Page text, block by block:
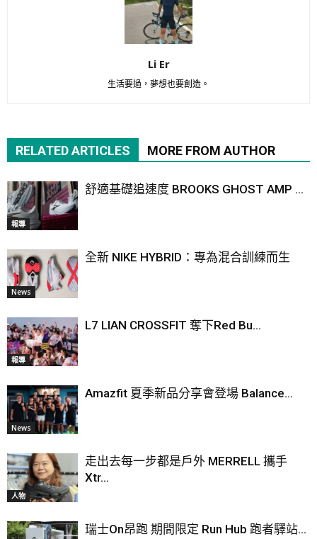
Li Er
生活要過，夢想也要創造。
RELATED ARTICLES MORE FROM AUTHOR
報導
舒適基礎追速度 BROOKS GHOST AMP ...
News
全新 NIKE HYBRID：專為混合訓練而生
報導
L7 LIAN CROSSFIT 奪下Red Bu...
News
Amazfit 夏季新品分享會登場 Balance...
人物
走出去每一步都是戶外 MERRELL 攜手
Xtr...
瑞士On昂跑 期間限定 Run Hub 跑者驛站...